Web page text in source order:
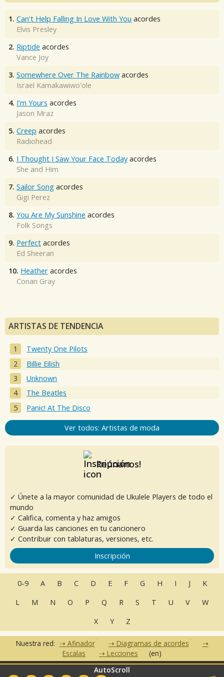
AutoScroll
1. Can't Help Falling In Love With You acordes
Elvis Presley
2. Riptide acordes
Vance Joy
3. Somewhere Over The Rainbow acordes
Israel Kamakawiwo'ole
4. I'm Yours acordes
Jason Mraz
5. Creep acordes
Radiohead
6. I Thought I Saw Your Face Today acordes
She and Him
7. Sailor Song acordes
Gigi Perez
8. You Are My Sunshine acordes
Folk Songs
9. Perfect acordes
Ed Sheeran
10. Heather acordes
Conan Gray
ARTISTAS DE TENDENCIA
Twenty One Pilots
Billie Eilish
Unknown
The Beatles
Panic! At The Disco
Ver todos: Artistas de moda
Reúnanos!
✓ Únete a la mayor comunidad de Ukulele Players de todo el
mundo
✓ Califica, comenta y haz amigos
✓ Guarda las canciones en tu cancionero
✓ Contribuir con tablaturas, versiones, etc.
Inscripción
0-9 A B C D E F G H I J
K
L
M N O P Q R S T U V
W
X
Y Z
Nuestra red: Afinador
Diagramas de acordes
Escalas
Lecciones (en)
CGU•Política de privacidad